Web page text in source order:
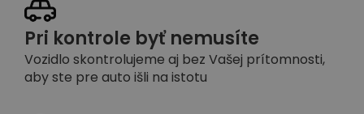
Pri kontrole byť nemusíte
Vozidlo skontrolujeme aj bez Vašej prítomnosti,
aby ste pre auto išli na istotu